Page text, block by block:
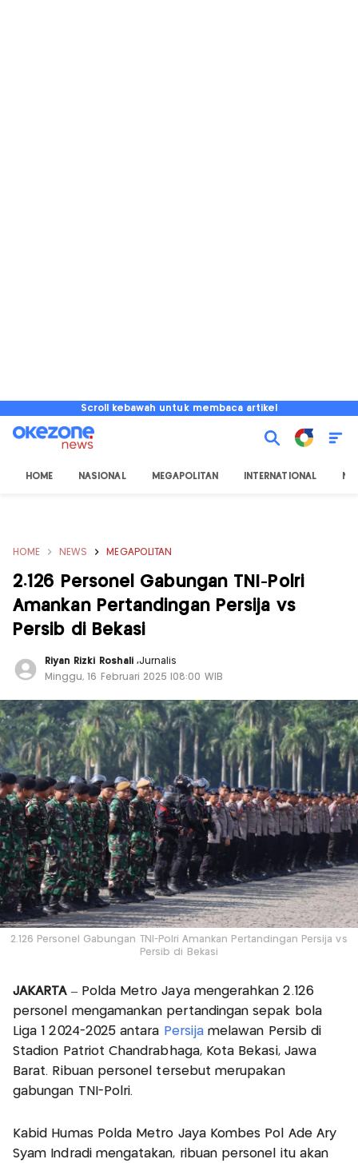
Scroll kebawah untuk membaca artikel
HOME NASIONAL MEGAPOLITAN INTERNATIONAL
HOME NEWS MEGAPOLITAN
2.126 Personel Gabungan TNI-Polri
Amankan Pertandingan Persija vs
Persib di Bekasi
Riyan Rizki Roshali ,Jurnalis
Minggu, 16 Februari 2025 |08:00 WIB
2.126 Personel Gabungan TNI-Polri Amankan Pertandingan Persija vs
Persib di Bekasi
JAKARTA– Polda Metro Jaya mengerahkan 2.126
personel mengamankan pertandingan sepak bola
Liga 1 2024-2025 antara Persija melawan Persib di
Stadion Patriot Chandrabhaga, Kota Bekasi, Jawa
Barat. Ribuan personel tersebut merupakan
gabungan TNI-Polri.
Kabid Humas Polda Metro Jaya Kombes Pol Ade Ary
Syam Indradi mengatakan, ribuan personel itu akan